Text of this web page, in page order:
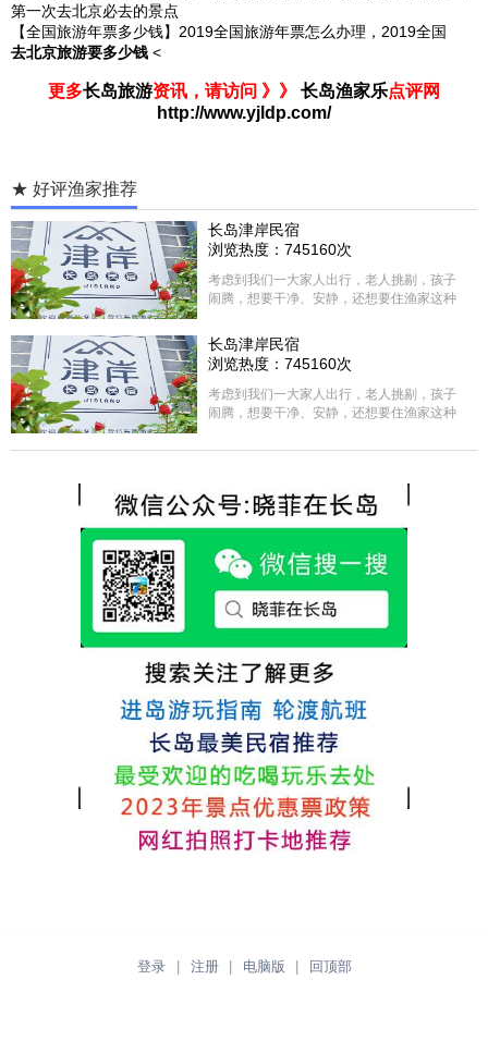
第一次去北京必去的景点
【全国旅游年票多少钱】2019全国旅游年票怎么办理，2019全国
去北京旅游要多少钱 <
更多长岛旅游资讯，请访问 》》 长岛渔家乐点评网
http://www.yjldp.com/
★ 好评渔家推荐
长岛津岸民宿
浏览热度：745160次
考虑到我们一大家人出行，老人挑剔，孩子
闹腾，想要干净、安静，还想要住渔家这种
选择津岸民宿，实际体验客房很干净，饭菜
方面家里老人也很满意，整体饭菜给搭配的
很好，每顿饭也不重样的，海鲜确实是非常
的新鲜呢，另外值得一提的是，他家的海菜
包子非常好吃。 其实长岛可选的酒店、民宿
各不相同，可以根据自己的喜好选择。非常
热情，能根据我提出的需求来安排房间，这
点很好。
长岛津岸民宿
浏览热度：745160次
考虑到我们一大家人出行，老人挑剔，孩子
闹腾，想要干净、安静，还想要住渔家这种
选择津岸民宿，实际体验客房很干净，饭菜
很好，每顿饭也不重样的，海鲜确实是非常
的新鲜呢，另外值得一提的是，他家的海菜
包子非常好吃。 其实长岛可选的酒店、民宿
各不相同，可以根据自己的喜好选择。非常
推荐津岸民宿，关键是老板娘晓菲很细心、
热情，能根据我提出的需求来安排房间，这
点很好。
登录 注册 电脑版 回顶部